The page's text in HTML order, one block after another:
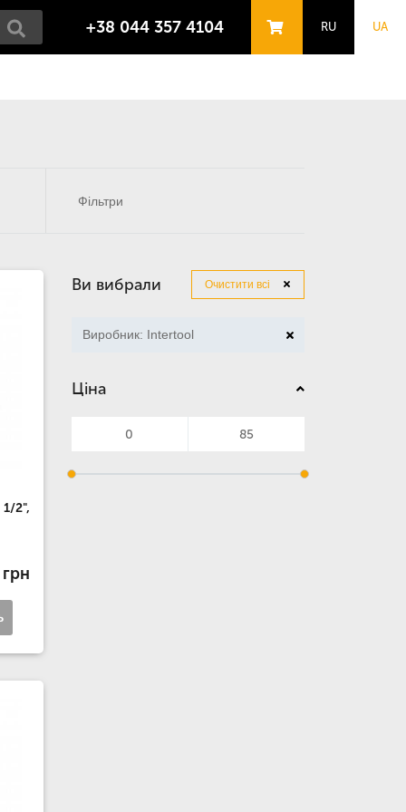
+38 044 357 4104 RU UA
2",
Ви вибрали Очистити всі
Виробник: Intertool
Ціна
Фільтри